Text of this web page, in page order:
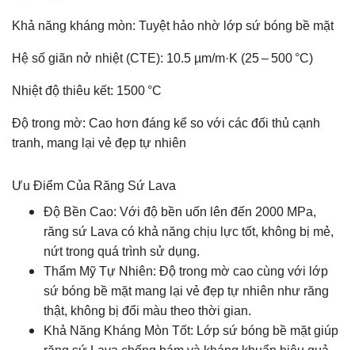
Khả năng kháng mòn: Tuyệt hảo nhờ lớp sứ bóng bề mặt
Hệ số giãn nở nhiệt (CTE): 10.5 µm/m·K (25 – 500 °C)
Nhiệt độ thiêu kết: 1500 °C
Độ trong mờ: Cao hơn đáng kể so với các đối thủ cạnh
tranh, mang lại vẻ đẹp tự nhiên
Ưu Điểm Của Răng Sứ Lava
Độ Bền Cao: Với độ bền uốn lên đến 2000 MPa,
răng sứ Lava có khả năng chịu lực tốt, không bị mẻ,
nứt trong quá trình sử dụng.
Thẩm Mỹ Tự Nhiên: Độ trong mờ cao cùng với lớp
sứ bóng bề mặt mang lại vẻ đẹp tự nhiên như răng
thật, không bị đổi màu theo thời gian.
Khả Năng Kháng Mòn Tốt: Lớp sứ bóng bề mặt giúp